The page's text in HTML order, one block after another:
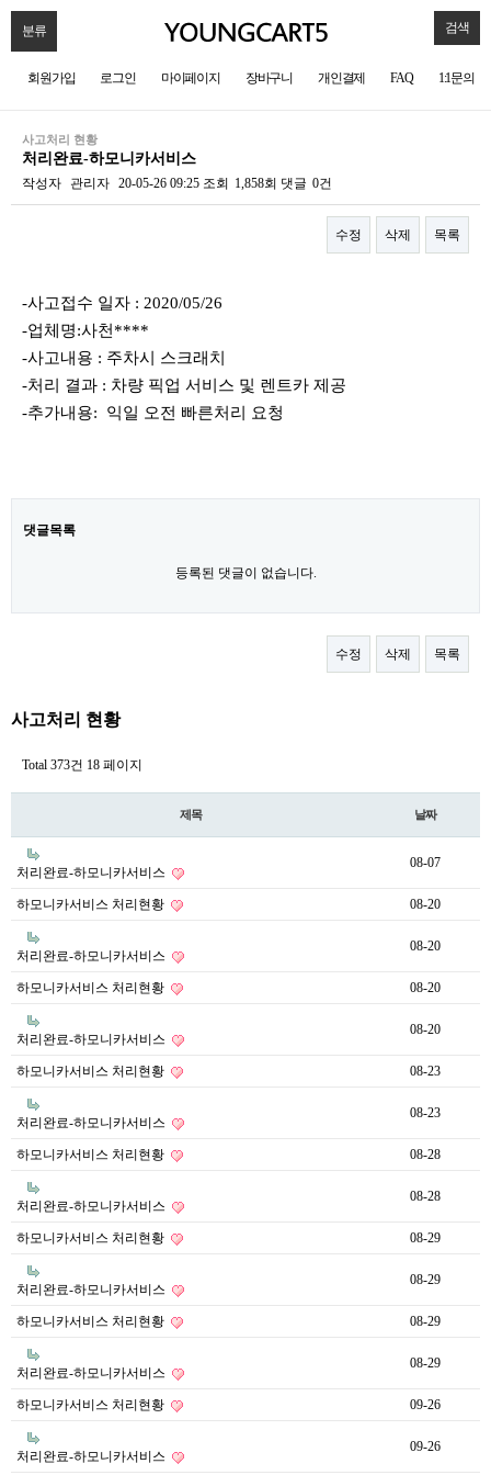
분류 검색
회원가입 로그인 마이페이지 장바구니 개인결제 FAQ 1:1문의
사고처리 현황
처리완료-하모니카서비스
작성자 관리자 20-05-26 09:25 조회 1,858회 댓글 0건
수정 삭제 목록
-사고접수 일자 : 2020/05/26
-업체명:사천****
-사고내용 : 주차시 스크래치
-처리 결과 : 차량 픽업 서비스 및 렌트카 제공
-추가내용: 익일 오전 빠른처리 요청
댓글목록
등록된 댓글이 없습니다.
수정 삭제 목록
사고처리 현황
Total 373건 18 페이지
제목 날짜
처리완료-하모니카서비스
08-07
하모니카서비스 처리현황 08-20
처리완료-하모니카서비스
08-20
하모니카서비스 처리현황 08-20
처리완료-하모니카서비스
08-20
하모니카서비스 처리현황 08-23
처리완료-하모니카서비스
08-23
하모니카서비스 처리현황 08-28
처리완료-하모니카서비스
08-28
하모니카서비스 처리현황 08-29
처리완료-하모니카서비스
08-29
하모니카서비스 처리현황 08-29
처리완료-하모니카서비스
08-29
하모니카서비스 처리현황 09-26
처리완료-하모니카서비스
09-26